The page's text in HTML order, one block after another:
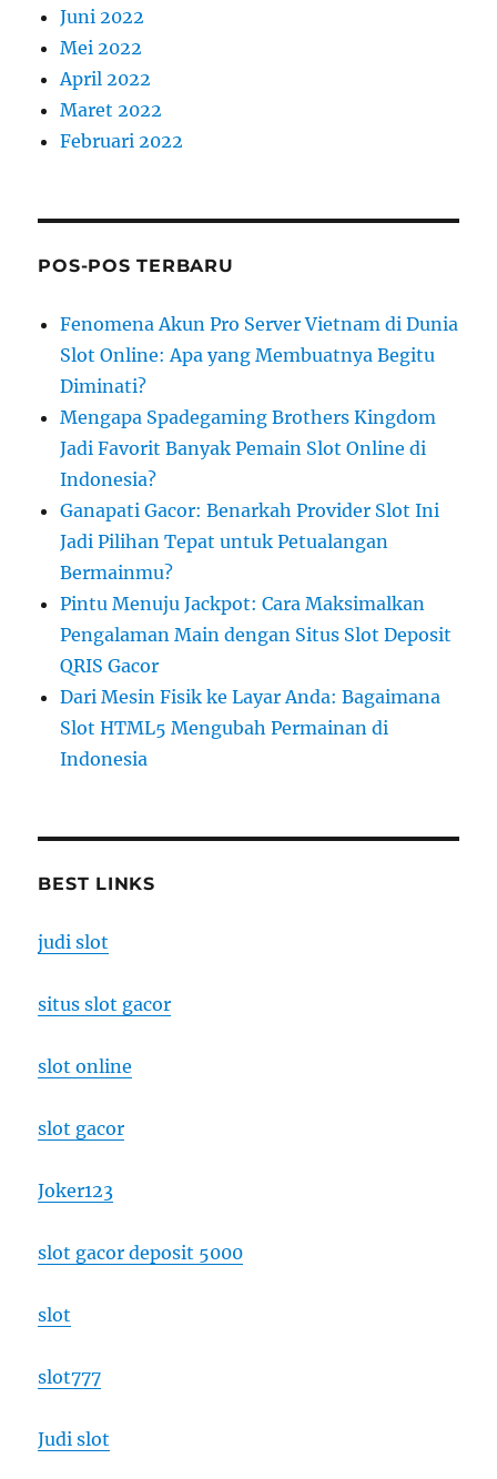
Juni 2022
Mei 2022
April 2022
Maret 2022
Februari 2022
POS-POS TERBARU
Fenomena Akun Pro Server Vietnam di Dunia
Slot Online: Apa yang Membuatnya Begitu
Diminati?
Mengapa Spadegaming Brothers Kingdom
Jadi Favorit Banyak Pemain Slot Online di
Indonesia?
Ganapati Gacor: Benarkah Provider Slot Ini
Jadi Pilihan Tepat untuk Petualangan
Bermainmu?
Pintu Menuju Jackpot: Cara Maksimalkan
Pengalaman Main dengan Situs Slot Deposit
QRIS Gacor
Dari Mesin Fisik ke Layar Anda: Bagaimana
Slot HTML5 Mengubah Permainan di
Indonesia
BEST LINKS
judi slot
situs slot gacor
slot online
slot gacor
Joker123
slot gacor deposit 5000
slot
slot777
Judi slot